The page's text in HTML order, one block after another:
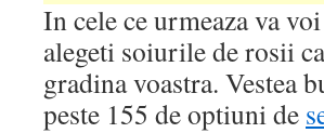
In cele ce urmeaza va
alegeti soiurile de rosii
gradina voastra. Vestea
peste 155 de optiuni de